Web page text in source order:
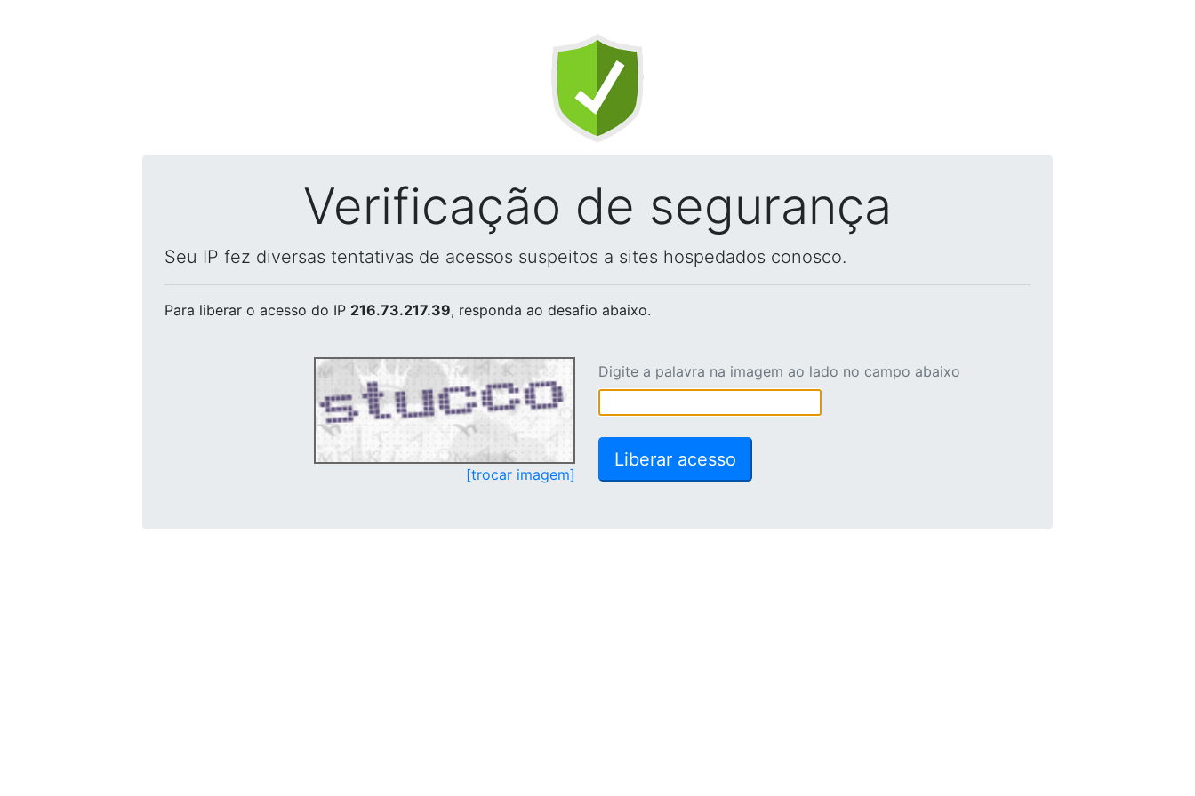
Verificação de segurança
Seu IP fez diversas tentativas de acessos suspeitos a sites hospedados conosco.
Para liberar o acesso do IP 216.73.217.39, responda ao desafio abaixo.
[trocar imagem]
Digite a palavra na imagem ao lado no campo abaixo